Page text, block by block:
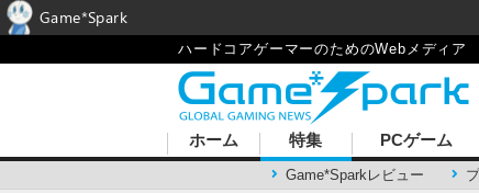
ハードコアゲーマーのためのWebメディア
ホーム 特集
Game*Sparkレビュー
PCゲーム
Game*Spark